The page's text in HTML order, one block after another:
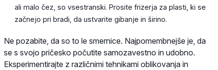
ali malo čez, so vsestranski. Prosite frizerja za plasti, ki se
začnejo pri bradi, da ustvarite gibanje in širino.
Ne pozabite, da so to le smernice. Najpomembnejše je, da
se s svojo pričesko počutite samozavestno in udobno.
Eksperimentirajte z različnimi tehnikami oblikovanja in